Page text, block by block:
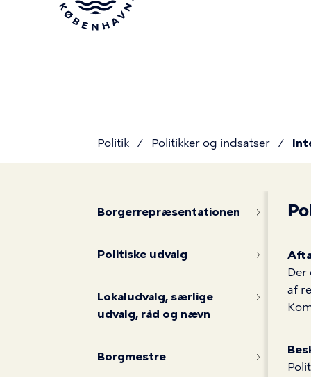
Politik Politikker og indsatser
Integration
Der
af
Borgerrepræsentationen
Politiske udvalg
Lokaludvalg, særlige
udvalg, råd og nævn
Borgmestre